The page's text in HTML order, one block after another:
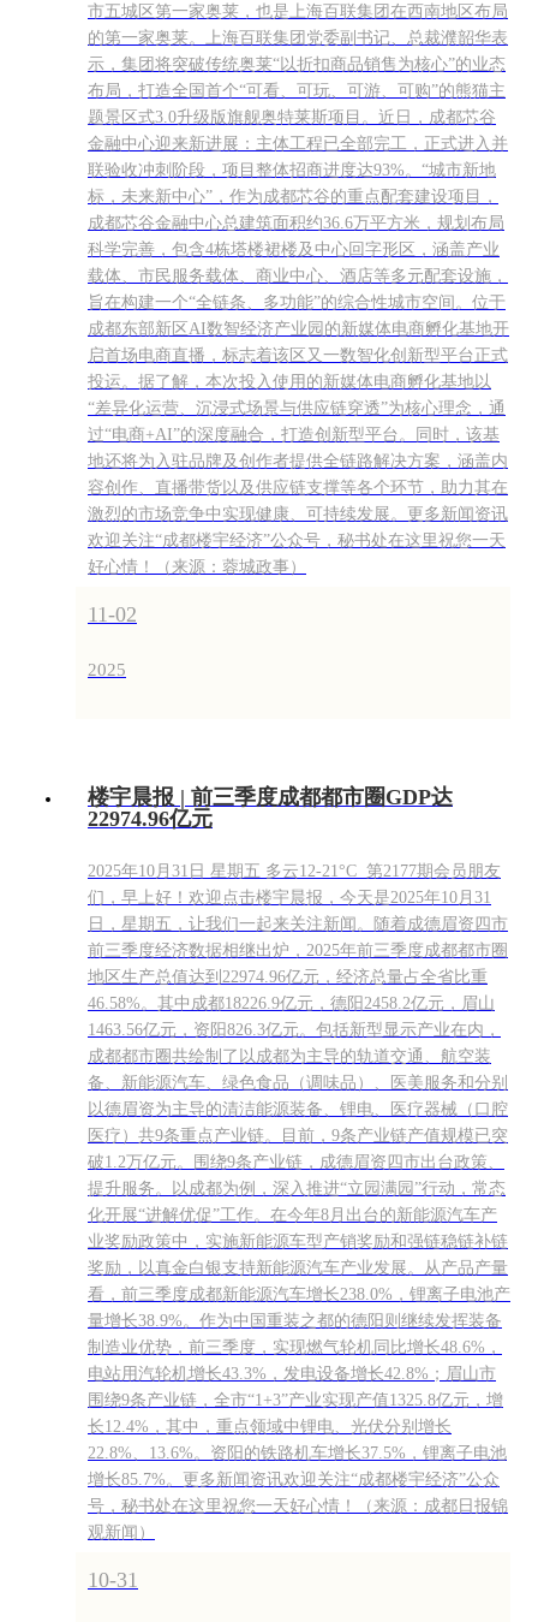
市五城区第一家奥莱，也是上海百联集团在西南地区布局
的第一家奥莱。上海百联集团党委副书记、总裁濮韶华表
示，集团将突破传统奥莱“以折扣商品销售为核心”的业态
布局，打造全国首个“可看、可玩、可游、可购”的熊猫主
题景区式3.0升级版旗舰奥特莱斯项目。近日，成都芯谷
金融中心迎来新进展：主体工程已全部完工，正式进入并
联验收冲刺阶段，项目整体招商进度达93%。“城市新地
标，未来新中心”，作为成都芯谷的重点配套建设项目，
成都芯谷金融中心总建筑面积约36.6万平方米，规划布局
科学完善，包含4栋塔楼裙楼及中心回字形区，涵盖产业
载体、市民服务载体、商业中心、酒店等多元配套设施，
旨在构建一个“全链条、多功能”的综合性城市空间。位于
成都东部新区AI数智经济产业园的新媒体电商孵化基地开
启首场电商直播，标志着该区又一数智化创新型平台正式
投运。据了解，本次投入使用的新媒体电商孵化基地以
“差异化运营、沉浸式场景与供应链穿透”为核心理念，通
过“电商+AI”的深度融合，打造创新型平台。同时，该基
地还将为入驻品牌及创作者提供全链路解决方案，涵盖内
容创作、直播带货以及供应链支撑等各个环节，助力其在
激烈的市场竞争中实现健康、可持续发展。更多新闻资讯
欢迎关注“成都楼宇经济”公众号，秘书处在这里祝您一天
好心情！（来源：蓉城政事）
11-02
2025
楼宇晨报 | 前三季度成都都市圈GDP达
22974.96亿元
2025年10月31日 星期五 多云12-21°C 第2177期会员朋友
们，早上好！欢迎点击楼宇晨报，今天是2025年10月31
日，星期五，让我们一起来关注新闻。随着成德眉资四市
前三季度经济数据相继出炉，2025年前三季度成都都市圈
地区生产总值达到22974.96亿元，经济总量占全省比重
46.58%。其中成都18226.9亿元，德阳2458.2亿元，眉山
1463.56亿元，资阳826.3亿元。包括新型显示产业在内，
成都都市圈共绘制了以成都为主导的轨道交通、航空装
备、新能源汽车、绿色食品（调味品）、医美服务和分别
以德眉资为主导的清洁能源装备、锂电、医疗器械（口腔
医疗）共9条重点产业链。目前，9条产业链产值规模已突
破1.2万亿元。围绕9条产业链，成德眉资四市出台政策、
提升服务。以成都为例，深入推进“立园满园”行动，常态
化开展“进解优促”工作。在今年8月出台的新能源汽车产
业奖励政策中，实施新能源车型产销奖励和强链稳链补链
奖励，以真金白银支持新能源汽车产业发展。从产品产量
看，前三季度成都新能源汽车增长238.0%，锂离子电池产
量增长38.9%。作为中国重装之都的德阳则继续发挥装备
制造业优势，前三季度，实现燃气轮机同比增长48.6%，
电站用汽轮机增长43.3%，发电设备增长42.8%；眉山市
围绕9条产业链，全市“1+3”产业实现产值1325.8亿元，增
长12.4%，其中，重点领域中锂电、光伏分别增长
22.8%、13.6%。资阳的铁路机车增长37.5%，锂离子电池
增长85.7%。更多新闻资讯欢迎关注“成都楼宇经济”公众
号，秘书处在这里祝您一天好心情！（来源：成都日报锦
观新闻）
10-31